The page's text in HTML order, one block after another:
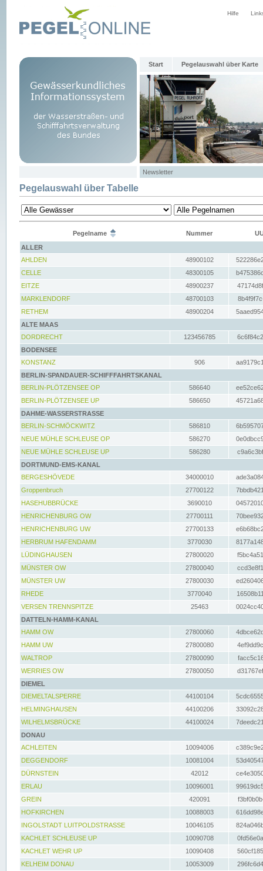
Hilfe
Start Pegelauswahl über Karte
Newsletter
Pegelauswahl über Tabelle
Pegelname Nummer
ALLER
AHLDEN
48900102
CELLE
48300105
EITZE
48900237
MARKLENDORF
48700103
RETHEM
48900204
ALTE MAAS
DORDRECHT
123456785
BODENSEE
KONSTANZ
906
BERLIN-SPANDAUER-SCHIFFFAHRTSKANAL
BERLIN-PLÖTZENSEE OP
586640
BERLIN-PLÖTZENSEE UP
586650
DAHME-WASSERSTRASSE
BERLIN-SCHMÖCKWITZ
586810
NEUE MÜHLE SCHLEUSE OP
586270
NEUE MÜHLE SCHLEUSE UP
586280
DORTMUND-EMS-KANAL
BERGESHÖVEDE
34000010
Groppenbruch
27700122
HASEHUBBRÜCKE
3690010
HENRICHENBURG OW
27700111
HENRICHENBURG UW
27700133
HERBRUM HAFENDAMM
3770030
LÜDINGHAUSEN
27800020
MÜNSTER OW
27800040
MÜNSTER UW
27800030
RHEDE
3770040
VERSEN TRENNSPITZE
25463
DATTELN-HAMM-KANAL
HAMM OW
27800060
HAMM UW
27800080
WALTROP
27800090
WERRIES OW
27800050
DIEMEL
DIEMELTALSPERRE
44100104
HELMINGHAUSEN
44100206
WILHELMSBRÜCKE
44100024
DONAU
ACHLEITEN
10094006
DEGGENDORF
10081004
DÜRNSTEIN
42012
ERLAU
10096001
GREIN
420091
HOFKIRCHEN
10088003
INGOLSTADT LUITPOLDSTRASSE
10046105
KACHLET SCHLEUSE UP
10090708
KACHLET WEHR UP
10090408
KELHEIM DONAU
10053009